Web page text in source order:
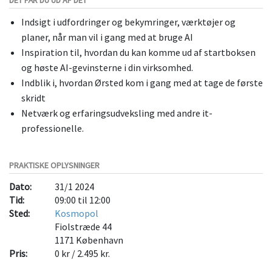
Indsigt i udfordringer og bekymringer, værktøjer og
planer, når man vil i gang med at bruge AI
Inspiration til, hvordan du kan komme ud af startboksen
og høste AI-gevinsterne i din virksomhed.
Indblik i, hvordan Ørsted kom i gang med at tage de første
skridt
Netværk og erfaringsudveksling med andre it-
professionelle.
PRAKTISKE OPLYSNINGER
Dato:
31/1 2024
Tid:
09:00 til 12:00
Sted:
Kosmopol
Fiolstræde 44
1171 København
Pris:
0 kr / 2.495 kr.